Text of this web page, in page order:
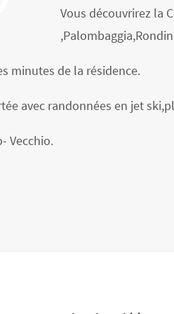
Vous découvrirez la
minutes de la résidence.
avec randonnées en jet
Vecchio.